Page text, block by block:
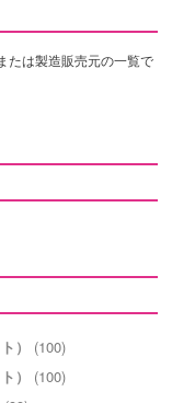
たは製造販売元の一覧で
）
(100)
）
(100)